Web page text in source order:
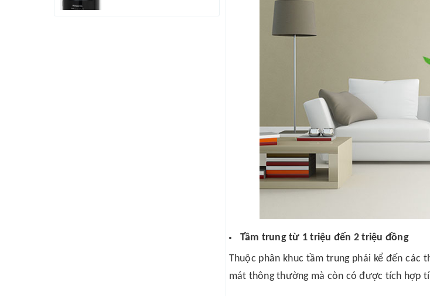
Tầm trung từ 1 triệu đến 2 triệu đồng
Thuộc phân khuc tầm trung phải kể đến các
mát thông thường mà còn có được tích hợp